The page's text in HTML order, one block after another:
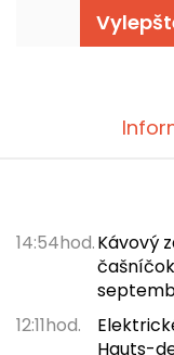
14:54hod.Kávový
12:11hod.
Hauts-